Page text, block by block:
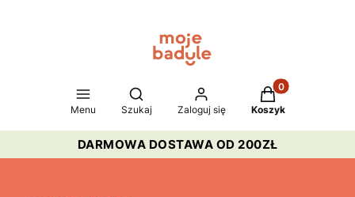
Menu
Otwórz wyszukiwarkę
Szukaj Zaloguj się
Produkty w
Koszyk
DARMOWA DOSTAWA OD 200ZŁ